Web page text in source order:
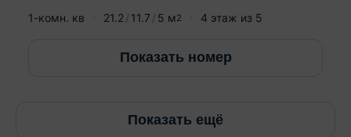
1-комн. кв 21.2 11.7 5 м2 4 этаж из 5
Показать номер
Показать ещё